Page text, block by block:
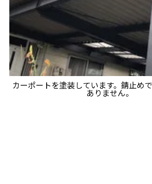
カーポートを塗装しています。錆止め
ありません。